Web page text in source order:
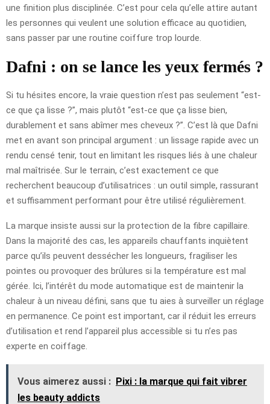
une finition plus disciplinée. C’est pour cela qu’elle attire autant
les personnes qui veulent une solution efficace au quotidien,
sans passer par une routine coiffure trop lourde.
Dafni : on se lance les yeux fermés ?
Si tu hésites encore, la vraie question n’est pas seulement “est-
ce que ça lisse ?”, mais plutôt “est-ce que ça lisse bien,
durablement et sans abîmer mes cheveux ?”. C’est là que Dafni
met en avant son principal argument : un lissage rapide avec un
rendu censé tenir, tout en limitant les risques liés à une chaleur
mal maîtrisée. Sur le terrain, c’est exactement ce que
recherchent beaucoup d’utilisatrices : un outil simple, rassurant
et suffisamment performant pour être utilisé régulièrement.
La marque insiste aussi sur la protection de la fibre capillaire.
Dans la majorité des cas, les appareils chauffants inquiètent
parce qu’ils peuvent dessécher les longueurs, fragiliser les
pointes ou provoquer des brûlures si la température est mal
gérée. Ici, l’intérêt du mode automatique est de maintenir la
chaleur à un niveau défini, sans que tu aies à surveiller un réglage
en permanence. Ce point est important, car il réduit les erreurs
d’utilisation et rend l’appareil plus accessible si tu n’es pas
experte en coiffage.
Vous aimerez aussi : Pixi : la marque qui fait vibrer
les beauty addicts